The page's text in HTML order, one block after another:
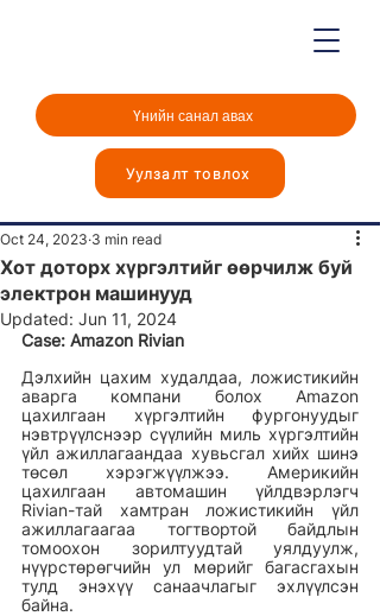
Үнийн санал авах
Уулзалт товлох
Хот доторх хүргэлтийг өөрчилж буй
электрон машинууд
Oct 24, 2023 3 min read
Updated: Jun 11, 2024
Case: Amazon Rivian
Дэлхийн цахим худалдаа, ложистикийн
аварга компани болох Amazon
цахилгаан хүргэлтийн фургонуудыг
нэвтрүүлснээр сүүлийн миль хүргэлтийн
үйл ажиллагаандаа хувьсгал хийх шинэ
төсөл хэрэгжүүлжээ. Америкийн
цахилгаан автомашин үйлдвэрлэгч
Rivian-тай хамтран ложистикийн үйл
ажиллагаагаа тогтвортой байдлын
томоохон зорилтуудтай уялдуулж,
нүүрстөрөгчийн ул мөрийг багасгахын
тулд энэхүү санаачлагыг эхлүүлсэн
байна.